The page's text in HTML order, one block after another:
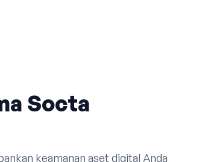
Socta
keamanan aset digital Anda